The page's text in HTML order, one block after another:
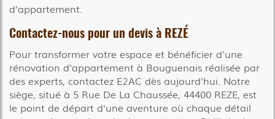
d'appartement.
Contactez-nous pour un devis à REZÉ
Pour transformer votre espace et bénéficier d'une
rénovation d'appartement à Bouguenais réalisée par
des experts, contactez E2AC dès aujourd'hui. Notre
siège, situé à 5 Rue De La Chaussée, 44400 REZE, est
le point de départ d'une aventure où chaque détail